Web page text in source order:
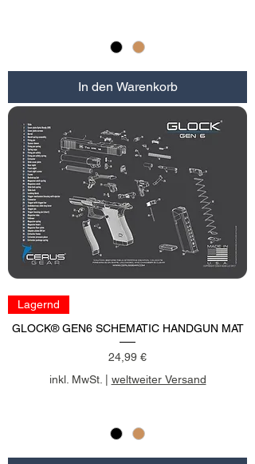
In den Warenkorb
Lagernd
GLOCK® GEN6 SCHEMATIC HANDGUN MAT
Preis
24,99 €
inkl. MwSt.
weltweiter Versand